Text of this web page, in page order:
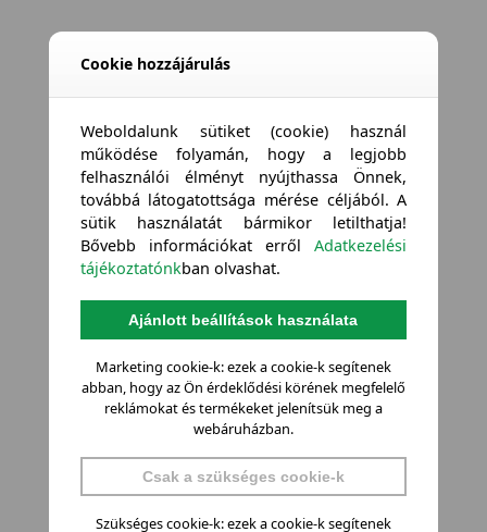
Cookie hozzájárulás
Weboldalunk sütiket (cookie) használ
működése folyamán, hogy a legjobb
felhasználói élményt nyújthassa Önnek,
továbbá látogatottsága mérése céljából. A
sütik használatát bármikor letilthatja!
Bővebb információkat errőlAdatkezelési
tájékoztatónkban olvashat.
Ajánlott beállítások használata
Marketing cookie-k: ezek a cookie-k segítenek
abban, hogy az Ön érdeklődési körének megfelelő
reklámokat és termékeket jelenítsük meg a
webáruházban.
Csak a szükséges cookie-k
Szükséges cookie-k: ezek a cookie-k segítenek